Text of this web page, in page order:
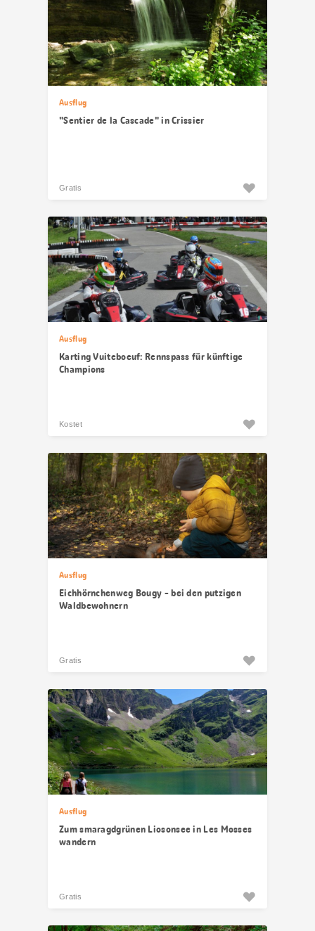
Ausflug
"Sentier de la Cascade" in Crissier
Gratis
Ausflug
Karting Vuiteboeuf: Rennspass für künftige
Champions
Kostet
Ausflug
Eichhörnchenweg Bougy - bei den putzigen
Waldbewohnern
Gratis
Ausflug
Zum smaragdgrünen Liosonsee in Les Mosses
wandern
Gratis